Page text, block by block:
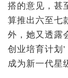
搭的意见，甚
算推出六至七
外，她又透露
创业培育计划
成为新一代星